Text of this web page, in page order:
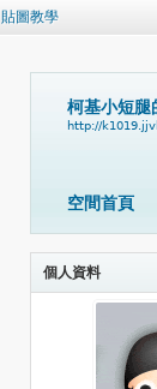
貼圖教學
柯基小短腿
http://
空間首頁
個人資料